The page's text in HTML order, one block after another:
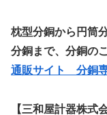
枕型分銅から円筒
分銅まで、分銅の
通販サイト 分銅
【三和屋計器株式